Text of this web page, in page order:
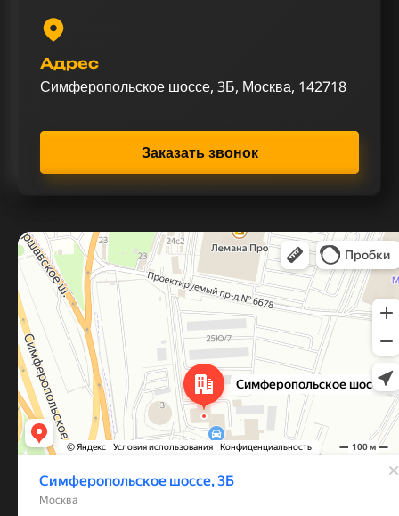
Адрес
Симферопольское шоссе, 3Б, Москва, 142718
Заказать звонок